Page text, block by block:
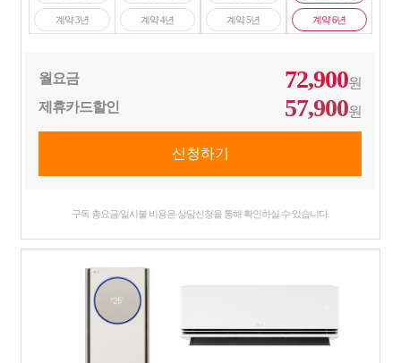
계약 3년 계약 4년 계약 5년 계약 6년
월요금 72,900원
제휴카드할인
57,900원
구독 총요금/일시불 비용은 상담신청을 통해 확인하실 수 있습니다.